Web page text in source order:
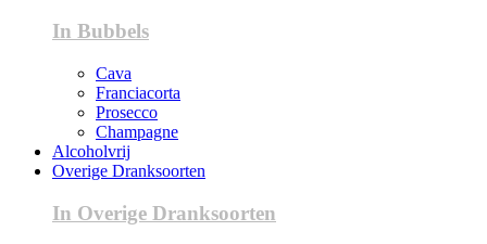
In Bubbels
Cava
Franciacorta
Prosecco
Champagne
Alcoholvrij
Overige Dranksoorten
In Overige Dranksoorten